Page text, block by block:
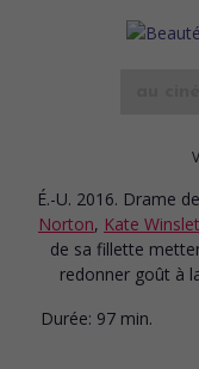
É.-U. 2016. Drame de
Norton, Kate Winslet
de sa fillette
redonner goût à
Durée: 97 min.